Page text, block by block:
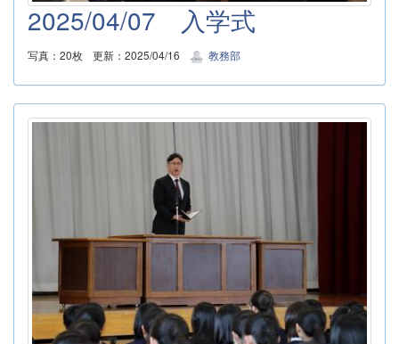
2025/04/07 入学式
写真：20枚 更新：2025/04/16 教務部